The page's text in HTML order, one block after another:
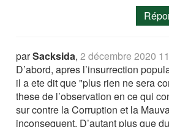
parSacksida,2 décembre 2020
D’abord, apres l’insurrection
il a ete dit que "plus rien ne sera
these de l’observation en ce qui
sur contre la Corruption et la
inconsequent. D’autant plus que